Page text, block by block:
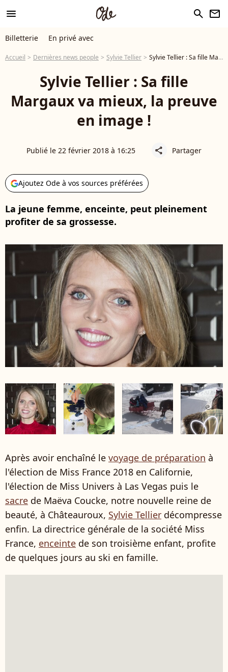
menu search newsletter
Billetterie En privé avec
Accueil Dernières news people Sylvie Tellier Sylvie Tellier : Sa fille Margaux va mieux, la preuve en image !
Sylvie Tellier : Sa fille
Margaux va mieux, la preuve
en image !
Publié le 22 février 2018 à 16:25 share Partager
Ajoutez Ode à vos sources préférées
La jeune femme, enceinte, peut pleinement
profiter de sa grossesse.
Après avoir enchaîné le voyage de préparation à
l'élection de Miss France 2018 en Californie,
l'élection de Miss Univers à Las Vegas puis le
sacre de Maëva Coucke, notre nouvelle reine de
beauté, à Châteauroux, Sylvie Tellier décompresse
enfin. La directrice générale de la société Miss
France, enceinte de son troisième enfant, profite
de quelques jours au ski en famille.